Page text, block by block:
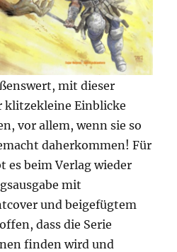
mit dieser
klitzekleine Einblicke
vor allem, wenn sie so
daherkommen! Für
beim Verlag wieder
mit
und beigefügtem
dass die Serie
finden wird und